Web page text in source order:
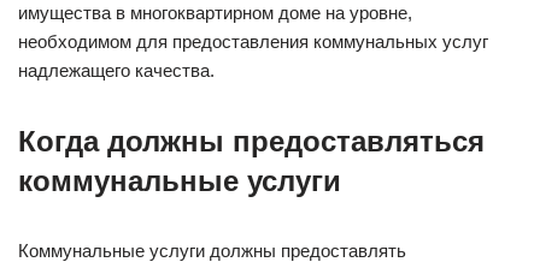
имущества в многоквартирном доме на уровне,
необходимом для предоставления коммунальных услуг
надлежащего качества.
Когда должны предоставляться
коммунальные услуги
Коммунальные услуги должны предоставлять